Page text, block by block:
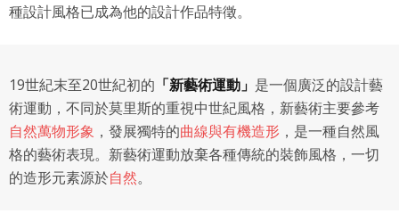
種設計風格已成為他的設計作品特徵。
19世紀末至20世紀初的 「新藝術運動」 是一個廣泛的設計藝
術運動，不同於莫里斯的重視中世紀風格，新藝術主要參考
自然萬物形象 ，發展獨特的曲線與有機造形 ，是一種自然風
格的藝術表現。新藝術運動放棄各種傳統的裝飾風格，一切
的造形元素源於自然。